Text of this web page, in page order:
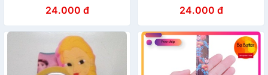
24.000 đ 24.000 đ